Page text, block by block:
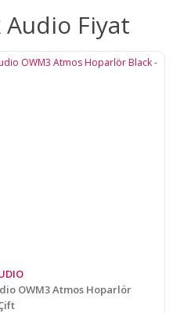
Audio Fiyat
OWM3 Atmos Hoparlör